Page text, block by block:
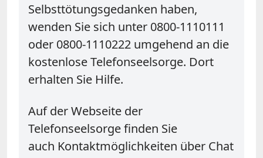
Selbsttötungsgedanken haben,
wenden Sie sich unter 0800-1110111
oder 0800-1110222 umgehend an die
kostenlose Telefonseelsorge. Dort
erhalten Sie Hilfe.
Auf der Webseite der
Telefonseelsorge finden Sie
auch Kontaktmöglichkeiten über Chat